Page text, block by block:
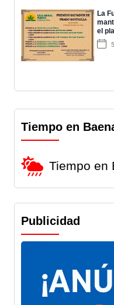
La
el
Tiempo en
Tiempo en
Publicidad